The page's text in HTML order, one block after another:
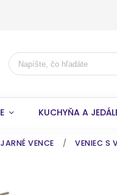
KUCHYŇA A
JARNÉ VENCE / VENIEC S